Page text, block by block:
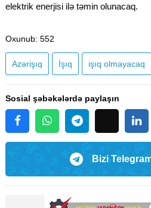
elektrik enerjisi ilə təmin olunacaq.
Oxunub: 552
Azərişıq İşıq işıq olmayacaq
Sosial şəbəkələrdə paylaşın
Bizi